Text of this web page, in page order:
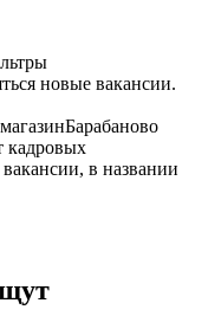
новые вакансии.
Барабаново
кадровых
в названии